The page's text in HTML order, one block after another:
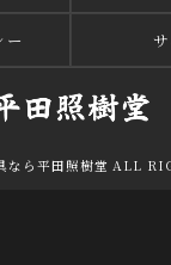
なら平田照樹堂 ALL